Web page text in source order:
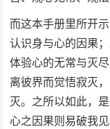
而这本手册里所开
认识身与心的因果
体验心的无常与灭
离彼界而觉悟寂灭
灭。之所以如此，
心之因果则易破我见